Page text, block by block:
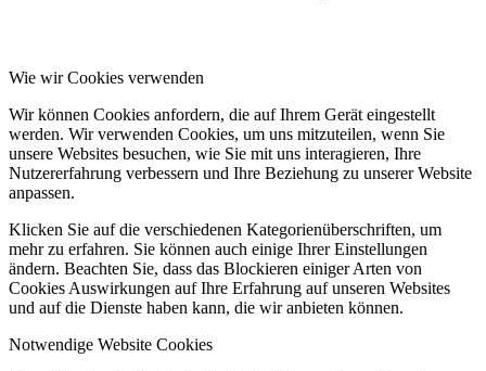
Wie wir Cookies verwenden
Wir können Cookies anfordern, die auf Ihrem Gerät eingestellt
werden. Wir verwenden Cookies, um uns mitzuteilen, wenn Sie
unsere Websites besuchen, wie Sie mit uns interagieren, Ihre
Nutzererfahrung verbessern und Ihre Beziehung zu unserer Website
anpassen.
Klicken Sie auf die verschiedenen Kategorienüberschriften, um
mehr zu erfahren. Sie können auch einige Ihrer Einstellungen
ändern. Beachten Sie, dass das Blockieren einiger Arten von
Cookies Auswirkungen auf Ihre Erfahrung auf unseren Websites
und auf die Dienste haben kann, die wir anbieten können.
Notwendige Website Cookies